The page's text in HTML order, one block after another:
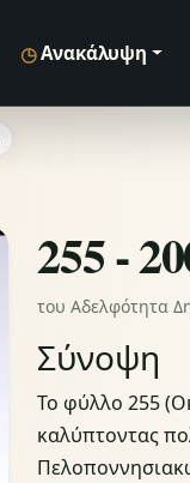
◷Ανακάλυψη
255 -
του Αδελφότητα
Σύνοψη
Το φύλλο 255
καλύπτοντας